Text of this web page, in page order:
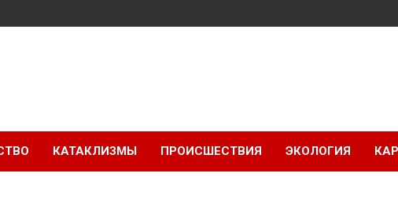
КАТАКЛИЗМЫ ПРОИСШЕСТВИЯ ЭКОЛОГИЯ